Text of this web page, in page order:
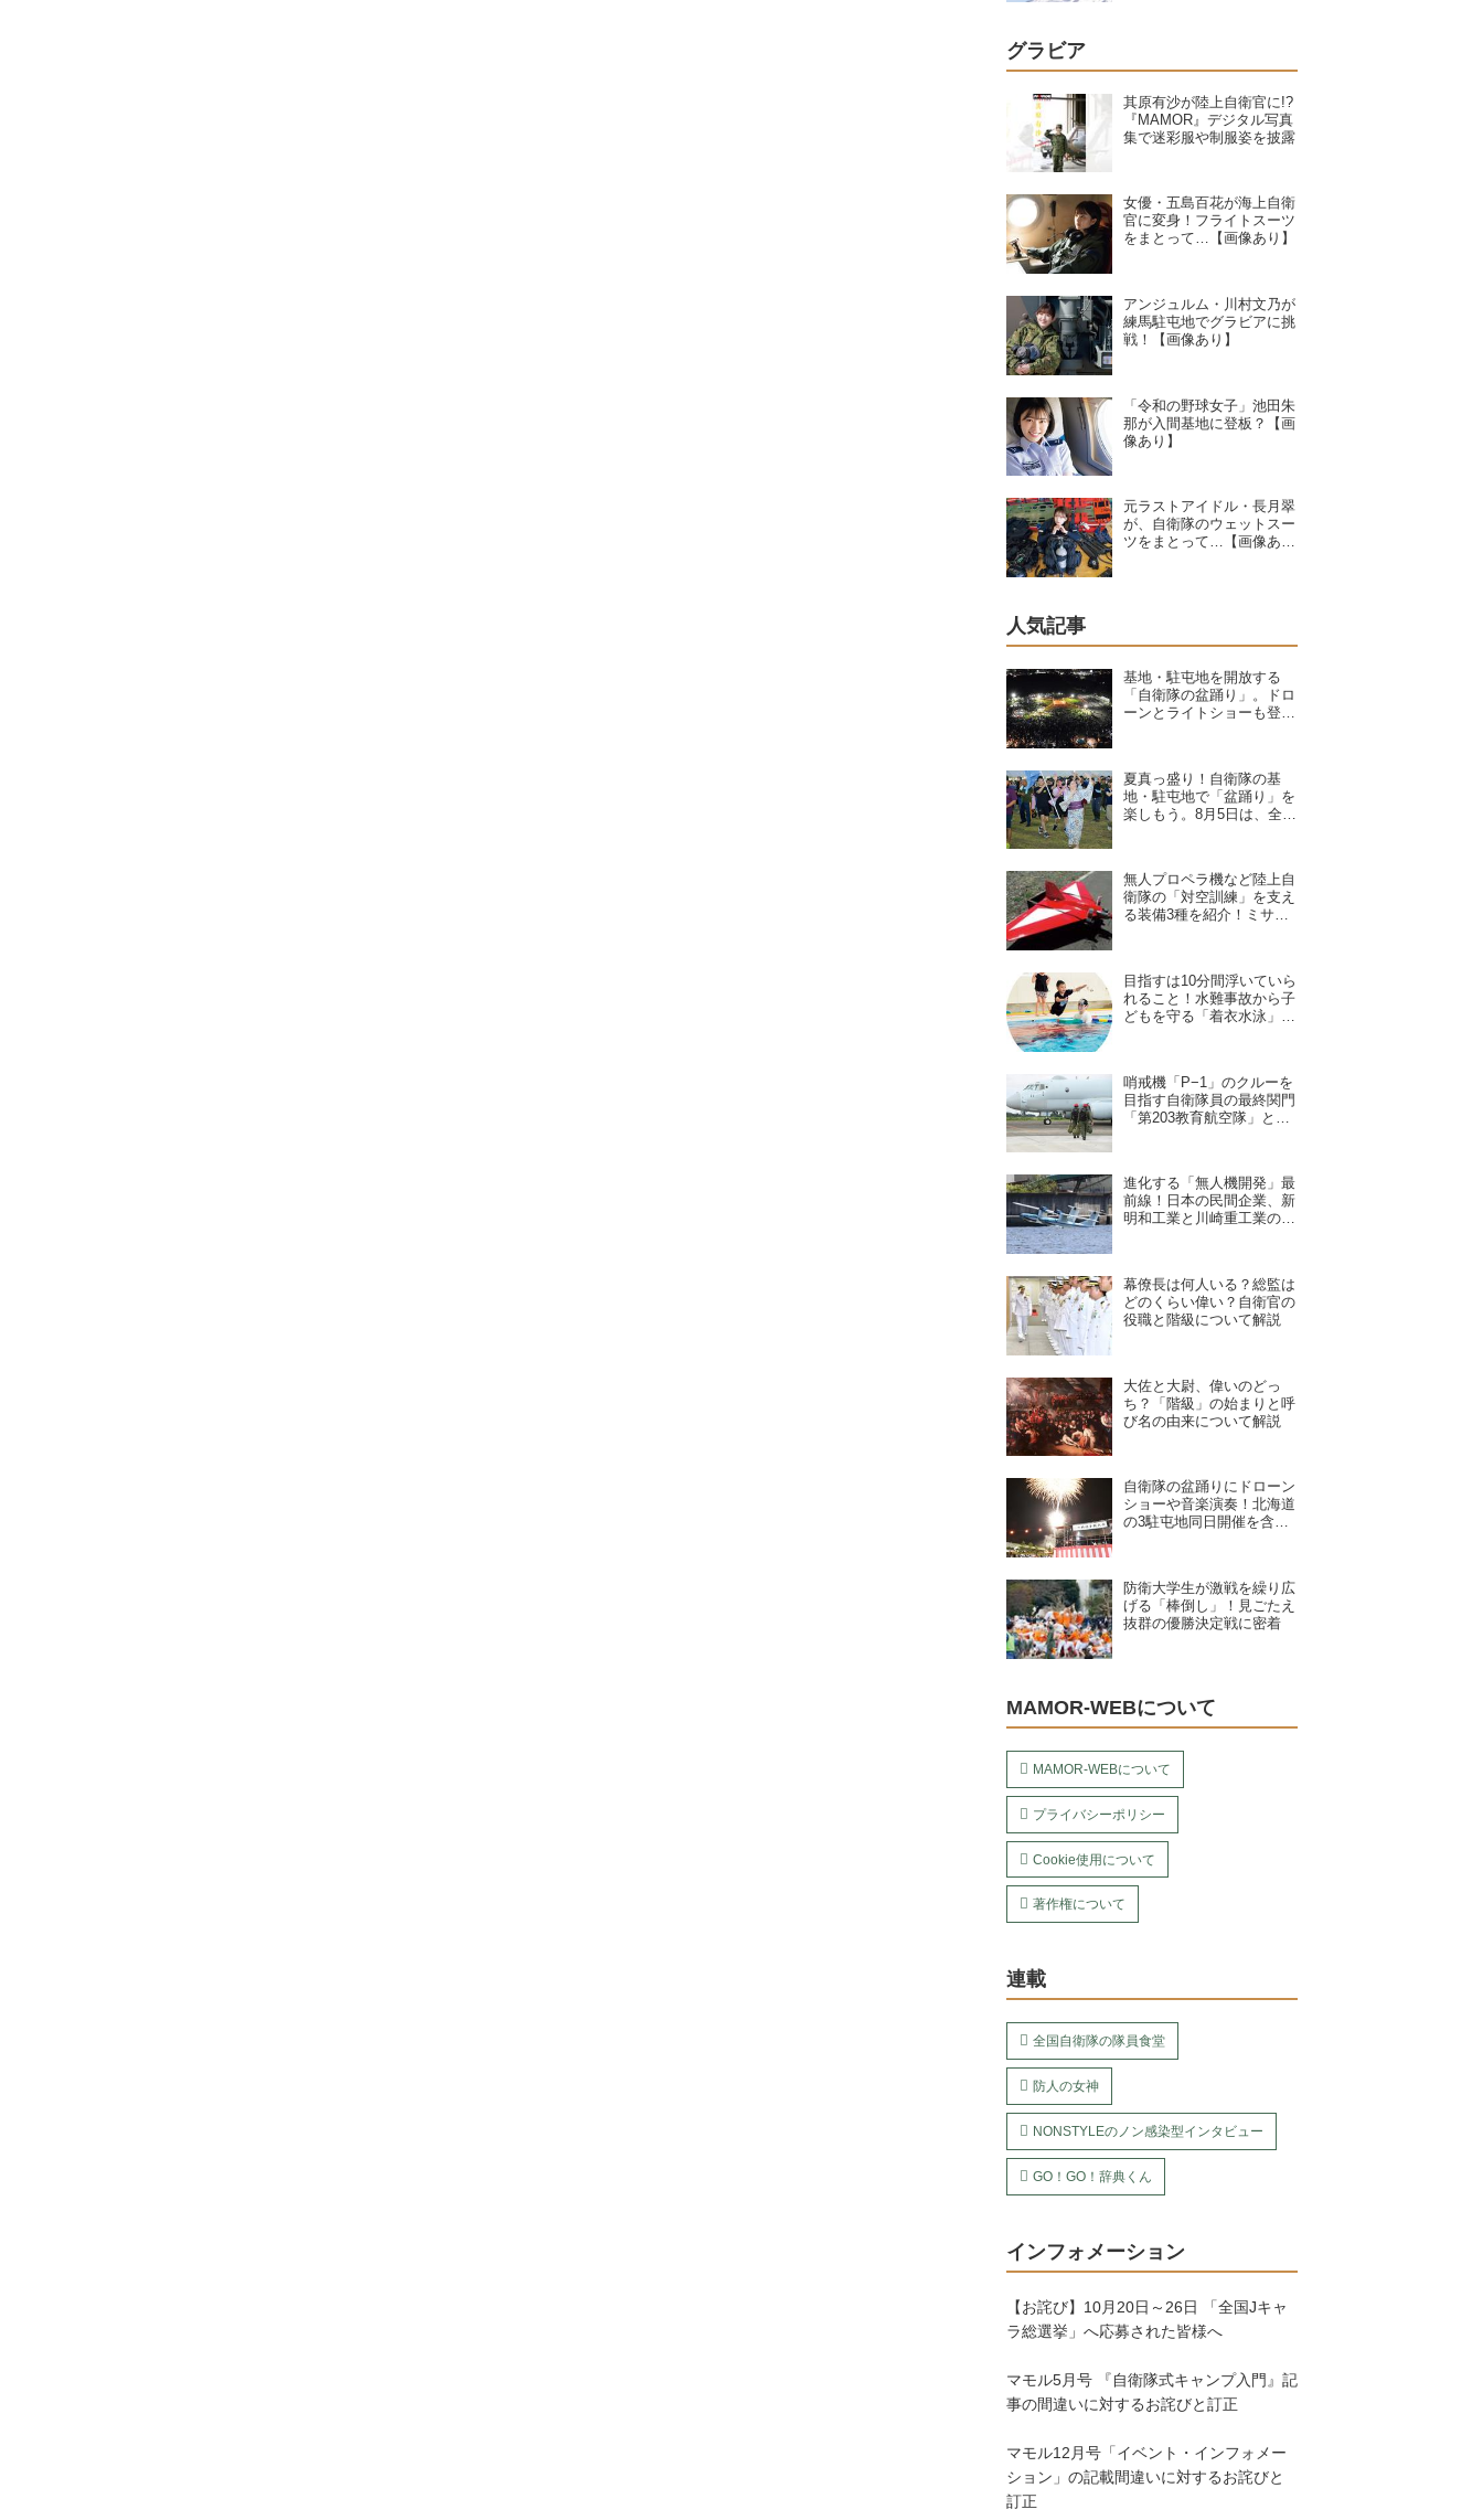
グラビア
其原有沙が陸上自衛官に!?
『MAMOR』デジタル写真
集で迷彩服や制服姿を披露
女優・五島百花が海上自衛
官に変身！フライトスーツ
をまとって…【画像あり】
アンジュルム・川村文乃が
練馬駐屯地でグラビアに挑
戦！【画像あり】
「令和の野球女子」池田朱
那が入間基地に登板？【画
像あり】
元ラストアイドル・長月翠
が、自衛隊のウェットスー
ツをまとって…【画像あ
人気記事
基地・駐屯地を開放する
「自衛隊の盆踊り」。ドロ
ーンとライトショーも登
夏真っ盛り！自衛隊の基
地・駐屯地で「盆踊り」を
楽しもう。8月5日は、全国
無人プロペラ機など陸上自
衛隊の「対空訓練」を支え
る装備3種を紹介！ミサイ
目指すは10分間浮いていら
れること！水難事故から子
どもを守る「着衣水泳」の
哨戒機「P−1」のクルーを
目指す自衛隊員の最終関門
「第203教育航空隊」と
進化する「無人機開発」最
前線！日本の民間企業、新
明和工業と川崎重工業の新
幕僚長は何人いる？総監は
どのくらい偉い？自衛官の
役職と階級について解説
大佐と大尉、偉いのどっ
ち？「階級」の始まりと呼
び名の由来について解説
自衛隊の盆踊りにドローン
ショーや音楽演奏！北海道
の3駐屯地同日開催を含
防衛大学生が激戦を繰り広
げる「棒倒し」！見ごたえ
抜群の優勝決定戦に密着
MAMOR-WEBについて
MAMOR-WEBについて
プライバシーポリシー
Cookie使用について
著作権について
連載
全国自衛隊の隊員食堂
防人の女神
NONSTYLEのノン感染型インタビュー
GO！GO！辞典くん
インフォメーション
【お詫び】10月20日～26日 「全国Jキャ
ラ総選挙」へ応募された皆様へ
マモル5月号 『自衛隊式キャンプ入門』記
事の間違いに対するお詫びと訂正
マモル12月号「イベント・インフォメー
ション」の記載間違いに対するお詫びと
訂正